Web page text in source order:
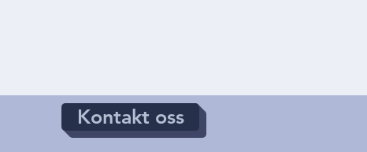
Kontakt oss